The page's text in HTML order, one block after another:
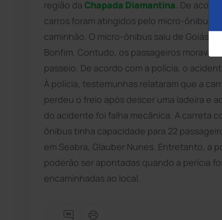
região da Chapada Diamantina. De
carros foram atingidos pelo micro-ônibus,
caminhão. O micro-ônibus saiu de Goiás
Bonfim. Contudo, os passageiros moravam
passeio. De acordo com a polícia, o
À polícia, testemunhas relataram que a
perdeu o freio após descer uma ladeira e
do acidente foi falha mecânica. A carreta
ônibus tinha capacidade para 22
em Seabra, Glauber Nunes. Entretanto, a
poderão ser apontadas quando a perícia
encaminhadas ao local.